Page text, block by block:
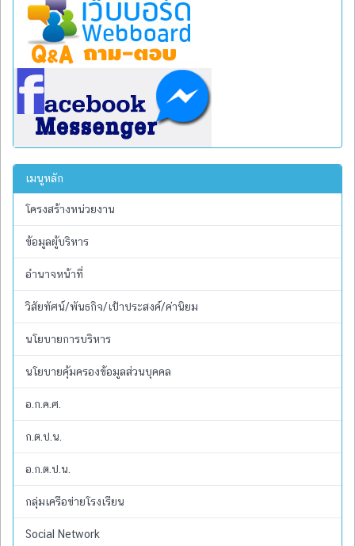
เมนูหลัก
โครงสร้างหน่วยงาน
ข้อมูลผู้บริหาร
อำนาจหน้าที่
วิสัยทัศน์/พันธกิจ/เป้าประสงค์/ค่านิยม
นโยบายการบริหาร
นโยบายคุ้มครองข้อมูลส่วนบุคคล
อ.ก.ค.ศ.
ก.ต.ป.น.
อ.ก.ต.ป.น.
กลุ่มเครือข่ายโรงเรียน
Social Network